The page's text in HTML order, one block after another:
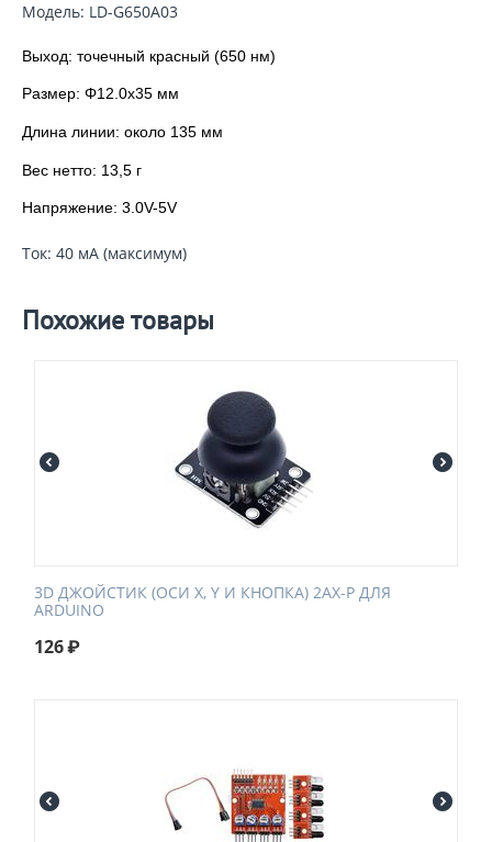
Модель: LD-G650A03
Выход: точечный красный (650 нм)
Размер: Φ12.0x35 мм
Длина линии: около 135 мм
Вес нетто: 13,5 г
Напряжение: 3.0V-5V
Ток: 40 мА (максимум)
Похожие товары
3D ДЖОЙСТИК (ОСИ X, Y И КНОПКА) 2AX-P ДЛЯ
ARDUINO
126₽